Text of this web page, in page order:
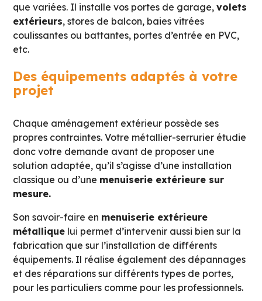
que variées. Il installe vos portes de garage,volets
extérieurs, stores de balcon, baies vitrées
coulissantes ou battantes, portes d’entrée en PVC,
etc.
Des équipements adaptés à votre
projet
Chaque aménagement extérieur possède ses
propres contraintes. Votre métallier-serrurier étudie
donc votre demande avant de proposer une
solution adaptée, qu’il s’agisse d’une installation
classique ou d’une menuiserie extérieure sur
mesure.
Son savoir-faire en menuiserie extérieure
métallique lui permet d’intervenir aussi bien sur la
fabrication que sur l’installation de différents
équipements. Il réalise également des dépannages
et des réparations sur différents types de portes,
pour les particuliers comme pour les professionnels.